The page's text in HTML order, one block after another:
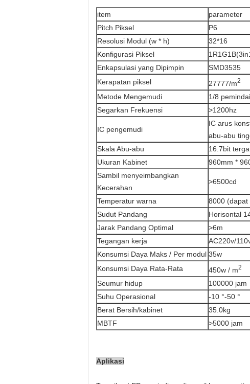
item
parameter
Pitch Piksel
P6
Resolusi Modul (w * h)
32*16
Konfigurasi Piksel
Enkapsulasi yang Dipimpin
SMD3535
Kerapatan piksel
27777/m2
Metode Mengemudi 1/8
Segarkan Frekuensi
>1200hz
IC pengemudi
IC arus
abu-abu
Skala Abu-abu
16.7bit
Ukuran Kabinet
960mm *
Sambil menyeimbangkan
Kecerahan
>6500cd
Temperatur warna
8000 (dapat
Sudut Pandang
Horisontal
Jarak Pandang Optimal
>6m
Tegangan kerja
AC220v/
Konsumsi Daya Maks / Per modul 35w
Konsumsi Daya Rata-Rata
450w / m2
Seumur hidup
100000 jam
Suhu Operasional
-10 °-50 °
Berat Bersih/kabinet
35.0kg
MBTF
>5000 jam
Aplikasi